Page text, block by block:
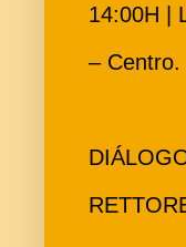
14:00H |
– Centro.